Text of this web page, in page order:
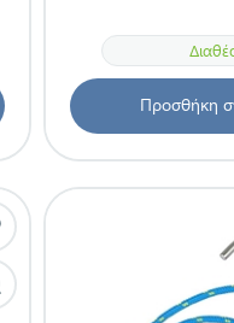
Προσθήκη